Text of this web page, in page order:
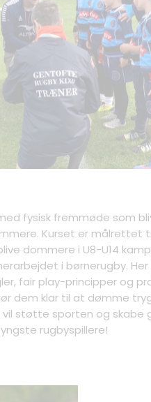
fysisk fremmøde som
Kurset er målrettet
dommere i U8-U14
i børnerugby.
fair play-principper og
dem klar til at dømme
vil støtte sporten og skabe
rugbyspillere!